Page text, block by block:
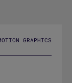
GRAPHICS